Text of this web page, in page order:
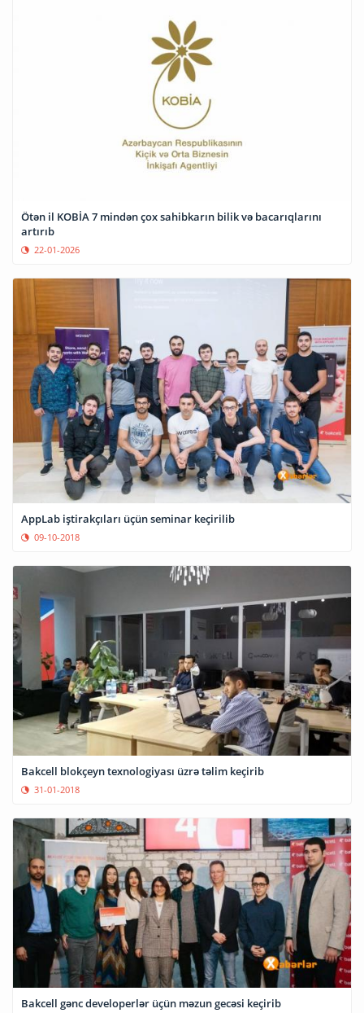
Ötən il KOBİA 7 mindən çox sahibkarın bilik və bacarıqlarını
artırıb
22-01-2026
AppLab iştirakçıları üçün seminar keçirilib
09-10-2018
Bakcell blokçeyn texnologiyası üzrə təlim keçirib
31-01-2018
Bakcell gənc developerlər üçün məzun gecəsi keçirib